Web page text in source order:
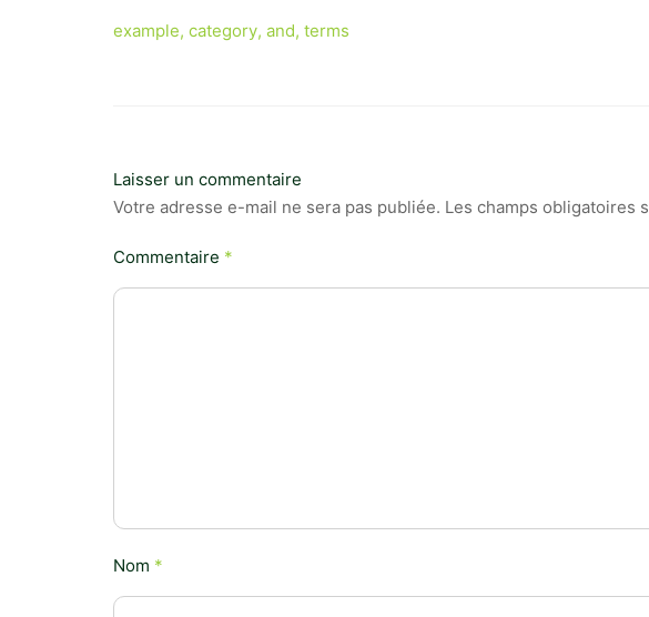
example, category, and, terms
Laisser un commentaire
Votre adresse e-mail ne sera pas publiée. Les champs obligatoires
Commentaire *
Nom *